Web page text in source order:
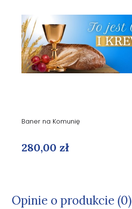
Baner na Komunię
280,00 zł
Opinie o produkcie (0)